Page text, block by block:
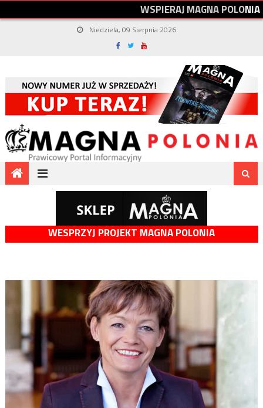
WSPIERAJMAGNAPOLONIA
Niedziela, 09 Sierpnia 2026
WESPRZYJ PROJEKT MAGNA POLONIA